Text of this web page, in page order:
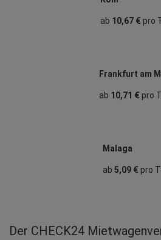
ab 10,67 €pro
Frankfurt am
ab 10,71 € pro
Malaga
ab 5,09 €pro
Der CHECK24